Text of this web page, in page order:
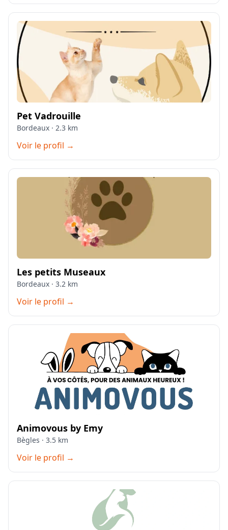
Pet Vadrouille
Bordeaux · 2.3 km
Voir le profil →
Les petits Museaux
Bordeaux · 3.2 km
Voir le profil →
Animovous by Emy
Bègles · 3.5 km
Voir le profil →